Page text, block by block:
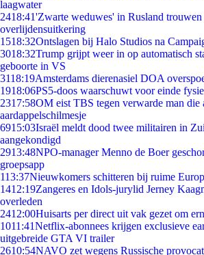
laagwater
2418:41'Zwarte weduwes' in Rusland
overlijdensuitkering
1518:32Ontslagen bij Halo Studios na
3018:32Trump grijpt weer in op automatisch
geboorte in VS
3118:19Amsterdams dierenasiel DOA
1918:06PS5-doos waarschuwt voor einde
2317:58OM eist TBS tegen verwarde man die
aardappelschilmesje
6915:03Israël meldt dood twee militairen in
aangekondigd
2913:48NPO-manager Menno de Boer
groepsapp
113:37Nieuwkomers schitteren bij ruime
1412:19Zangeres en Idols-jurylid Jerney
overleden
2412:00Huisarts per direct uit vak gezet om
1011:41Netflix-abonnees krijgen exclusieve
uitgebreide GTA VI trailer
2610:54NAVO zet wegens Russische